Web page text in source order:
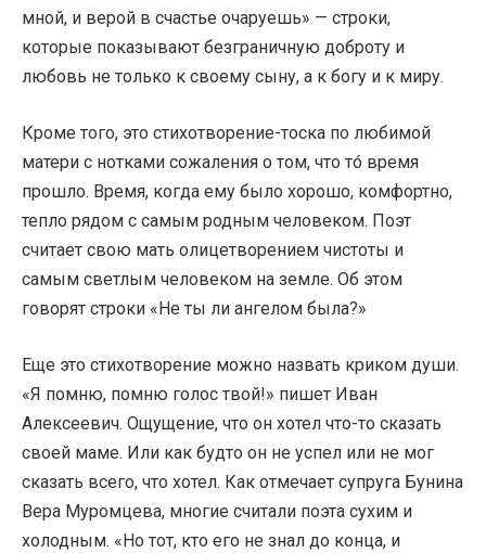
мной, и верой в счастье очаруешь» — строки,
которые показывают безграничную доброту и
любовь не только к своему сыну, а к богу и к миру.
Кроме того, это стихотворение-тоска по любимой
матери с нотками сожаления о том, что то́ время
прошло. Время, когда ему было хорошо, комфортно,
тепло рядом с самым родным человеком. Поэт
считает свою мать олицетворением чистоты и
самым светлым человеком на земле. Об этом
говорят строки «Не ты ли ангелом была?»
Еще это стихотворение можно назвать криком души.
«Я помню, помню голос твой!» пишет Иван
Алексеевич. Ощущение, что он хотел что-то сказать
своей маме. Или как будто он не успел или не мог
сказать всего, что хотел. Как отмечает супруга Бунина
Вера Муромцева, многие считали поэта сухим и
холодным. «Но тот, кто его не знал до конца, и